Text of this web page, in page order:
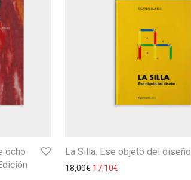
ocho
La Silla. Ese objeto del diseño
18,00€ 17,10€